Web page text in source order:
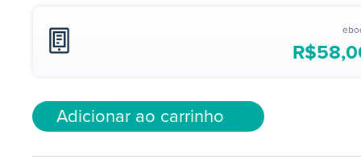
R$
Adicionar ao carrinho